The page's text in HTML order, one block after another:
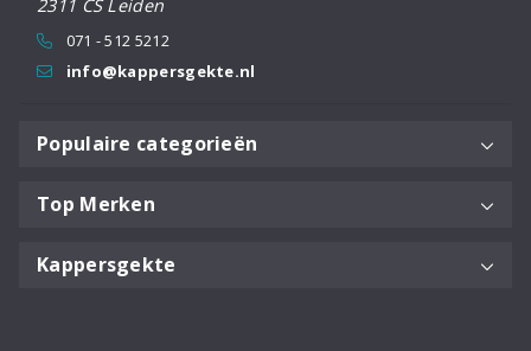
2311 CS Leiden
071 - 512 5212
info@kappersgekte.nl
Populaire categorieën
Top Merken
Kappersgekte